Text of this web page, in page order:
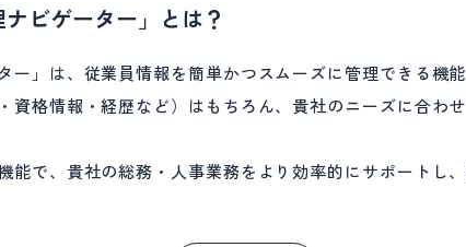
ビゲーター」とは？
ー」は、従業員情報を簡単かつスムーズに管理できる機
資格情報・経歴など）はもちろん、貴社のニーズに合わ
能で、貴社の総務・人事業務をより効率的にサポートし